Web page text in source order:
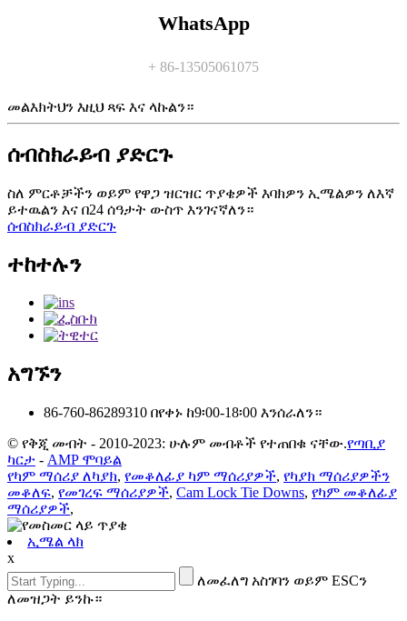
WhatsApp
+ 86-13505061075
መልእክትህን እዚህ ጻፍ እና ላኩልን።
ሰብስክራይብ ያድርጉ
ስለ ምርቶቻችን ወይም የዋጋ ዝርዝር ጥያቄዎች እባክዎን ኢሜልዎን ለእኛ
ይተዉልን እና በ24 ሰዓታት ውስጥ እንገናኛለን።
ሰብስክራይብ ያድርጉ
ተከተሉን
አግኙን
86-760-86289310 በየቀኑ ከ9፡00-18፡00 እንሰራለን።
© የቅጂ መብት - 2010-2023: ሁሉም መብቶች የተጠበቁ ናቸው.የጣቢያ
ካርታ - AMP ሞባይል
የካም ማሰሪያ ለካያክ, የመቆለፊያ ካም ማሰሪያዎች, የካያክ ማሰሪያዎችን
መቆለፍ, የመገረፍ ማሰሪያዎች, Cam Lock Tie Downs, የካም መቆለፊያ
ማሰሪያዎች,
ኢሜል ላክ
x
ለመፈለግ አስገባን ወይም ESCን
ለመዝጋት ይንኩ።